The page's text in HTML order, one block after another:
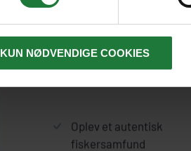
KUN NØDVENDIGE COOKIES
Derfor skal I rejse til
Uummannaq
Oplev et autentisk
fiskersamfund